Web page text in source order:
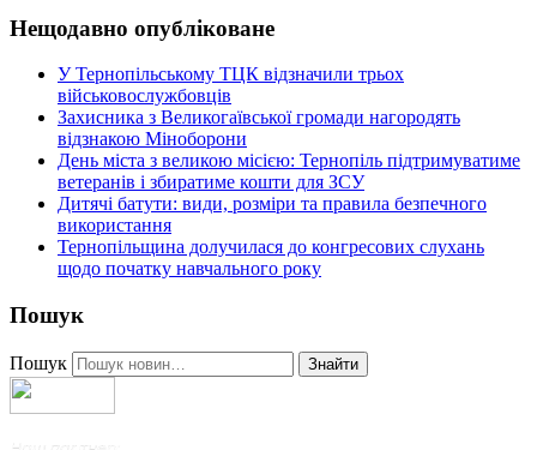
Нещодавно опубліковане
У Тернопільському ТЦК відзначили трьох
військовослужбовців
Захисника з Великогаївської громади нагородять
відзнакою Міноборони
День міста з великою місією: Тернопіль підтримуватиме
ветеранів і збиратиме кошти для ЗСУ
Дитячі батути: види, розміри та правила безпечного
використання
Тернопільщина долучилася до конгресових слухань
щодо початку навчального року
Пошук
Пошук Знайти